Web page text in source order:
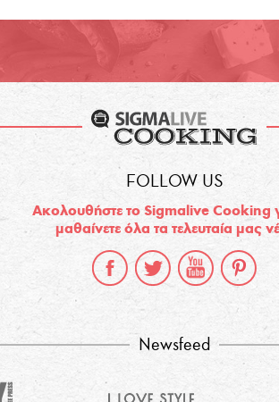
FOLLOW US
Ακολουθήστε το Sigmalive Cooking
μαθαίνετε όλα τα τελευταία μας
Newsfeed